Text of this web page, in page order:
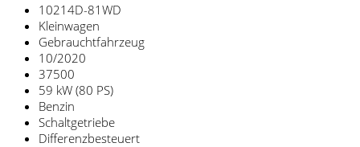
10214D-81WD
Kleinwagen
Gebrauchtfahrzeug
10/2020
37500
59 kW (80 PS)
Benzin
Schaltgetriebe
Differenzbesteuert